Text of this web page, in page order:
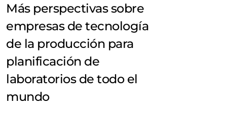
Más perspectivas sobre
empresas de tecnología
de la producción para
planificación de
laboratorios de todo el
mundo